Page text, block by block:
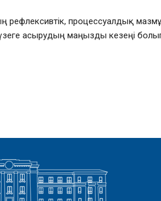
рефлексивтік, процессуалдық
асырудың маңызды кезеңі